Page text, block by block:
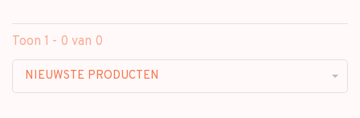
Toon 1 - 0 van 0
NIEUWSTE PRODUCTEN